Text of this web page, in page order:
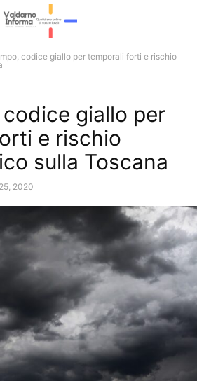
codice giallo per temporali forti e rischio
giallo per
e rischio
sulla Toscana
2020